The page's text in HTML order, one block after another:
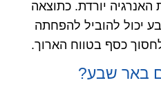
האנרגיה יורדת. כתוצאה
יכול להוביל להפחתה
כסף בטווח הארוך.
באר שבע?